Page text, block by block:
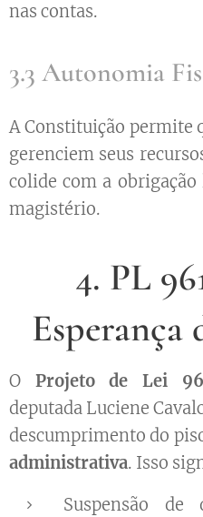
nas contas.
3.3 Autonomia
A Constituição permite
gerenciem seus
colide com a
magistério.
4. PL
Esperança
O Projeto de Lei
deputada Luciene
descumprimento do
administrativa. Isso
Suspensão